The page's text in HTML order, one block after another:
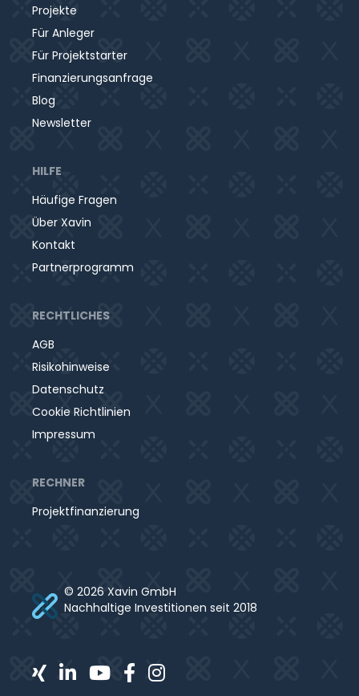
Projekte
Für Anleger
Für Projektstarter
Finanzierungsanfrage
Blog
Newsletter
HILFE
Häufige Fragen
Über Xavin
Kontakt
Partnerprogramm
RECHTLICHES
AGB
Risikohinweise
Datenschutz
Cookie Richtlinien
Impressum
RECHNER
Projektfinanzierung
© 2026 Xavin GmbH
Nachhaltige Investitionen seit 2018